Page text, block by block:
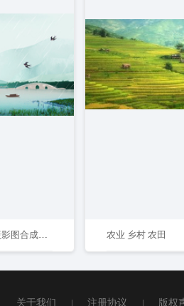
清明雨柳条燕子风景渡头摄影图合成背景 农业 乡村 农田
关于我们 | 注册协议 | 版权